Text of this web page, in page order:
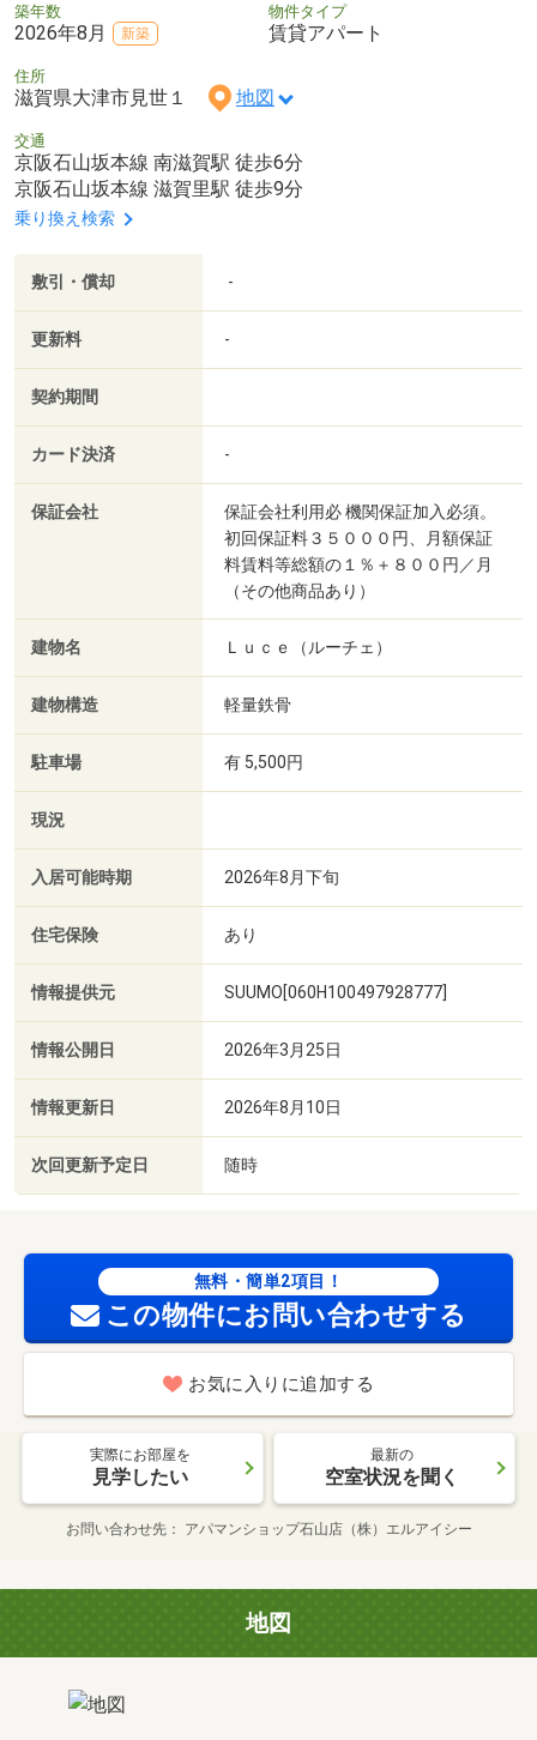
築年数
2026年8月 新築
物件タイプ
賃貸アパート
住所
滋賀県大津市見世１ 地図
交通
京阪石山坂本線 南滋賀駅 徒歩6分
京阪石山坂本線 滋賀里駅 徒歩9分
乗り換え検索
敷引・償却 -
更新料 -
契約期間
カード決済 -
保証会社
保証会社利用必 機関保証加入必須。
初回保証料３５０００円、月額保証
料賃料等総額の１％＋８００円／月
（その他商品あり）
建物名 Ｌｕｃｅ（ルーチェ）
建物構造 軽量鉄骨
駐車場 有 5,500円
現況
入居可能時期 2026年8月下旬
住宅保険 あり
情報提供元 SUUMO[060H100497928777]
情報公開日 2026年3月25日
情報更新日 2026年8月10日
次回更新予定日 随時
無料・簡単2項目！
この物件にお問い合わせする
お気に入りに追加する
実際にお部屋を
見学したい
最新の
空室状況を聞く
お問い合わせ先 アパマンショップ石山店（株）エルアイシー
地図